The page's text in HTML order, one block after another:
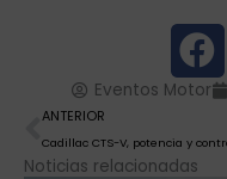
Eventos Motor
Ant
ANTERIOR
Noticias relacionadas